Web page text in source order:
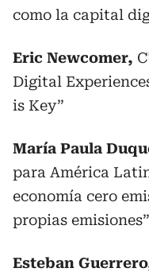
como la capital
Eric Newcomer,
Digital
is Key”
María Paula
para América
economía cero
propias emisiones”
Esteban